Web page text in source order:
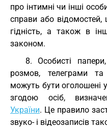
про інтимні чи інші
справи або
гідність, а також в
законом.
8. Особисті
розмов, телеграми та
можуть бути оголошені
згодою осіб,
України. Це правило
звуко- і відеозаписів